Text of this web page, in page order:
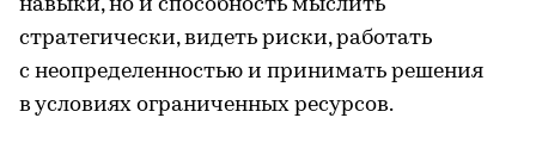
навыки, но и способность мыслить
стратегически, видеть риски, работать
с неопределенностью и принимать решения
в условиях ограниченных ресурсов.